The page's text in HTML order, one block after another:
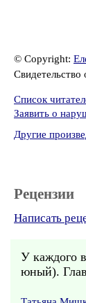
© Copyright:
Список
Заявить о
Другие
Рецензии
Написать
У каждого
юный).